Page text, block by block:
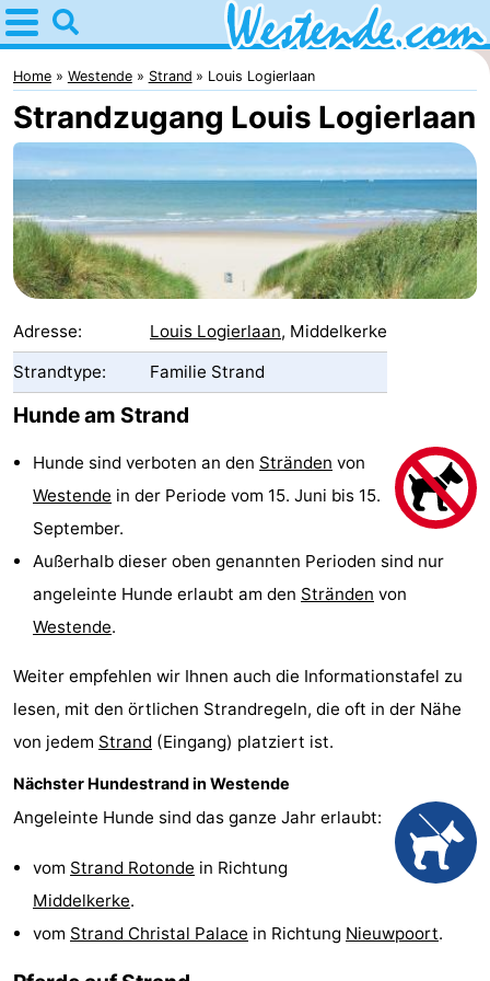
Home
Westende
Tipps
Für
kindern
Übernachten
Appartements
-
Holiday
Suites
Nieuwpoort
-
Holiday
Suites
Westende
Campingplätze
Ferienhäuser
Nieuwpoort
-
Oostduinkerke
aan
zee
Westende
Hotels
Zimmer
Frühstück)
Strand
Sehen
Home Westende Strand Louis Logierlaan
Strandzugang Louis Logierlaan
Adresse: Louis Logierlaan, Middelkerke
Strandtype:
Familie Strand
Hunde am Strand
Hunde sind verboten an den Stränden von
Westende in der Periode vom 15. Juni bis 15.
September.
Außerhalb dieser oben genannten Perioden sind nur
angeleinte Hunde erlaubt am den Stränden von
Westende.
Weiter empfehlen wir Ihnen auch die Informationstafel zu
lesen, mit den örtlichen Strandregeln, die oft in der Nähe
von jedem Strand (Eingang) platziert ist.
Nächster Hundestrand in Westende
Angeleinte Hunde sind das ganze Jahr erlaubt:
vom Strand Rotonde in Richtung
Middelkerke.
vom Strand Christal Palace in Richtung Nieuwpoort.